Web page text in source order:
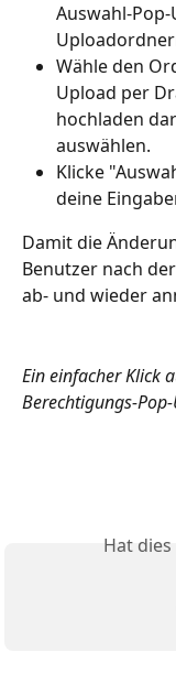
Auswahl-
Wähle den
Upload per
hochladen
auswählen.
Klicke
deine
Damit die
Benutzer nach
ab- und wieder
Ein einfacher Klick
Berechtigungs-
Hat